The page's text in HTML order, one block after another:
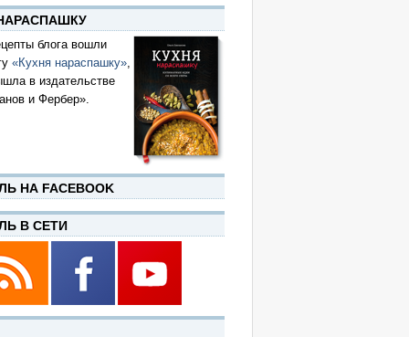
блога вошли
«Кухня нараспашку»,
в издательстве
и Фербер».
НА FACEBOOK
В СЕТИ